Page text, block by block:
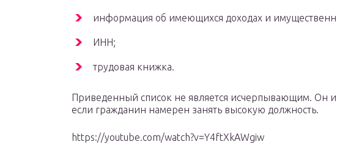
информация об имеющихся доходах и
ИНН;
трудовая книжка.
Приведенный список не является исчерпывающим. Он
если гражданин намерен занять высокую должность.
https://youtube.com/watch?v=Y4ftXkAWgiw